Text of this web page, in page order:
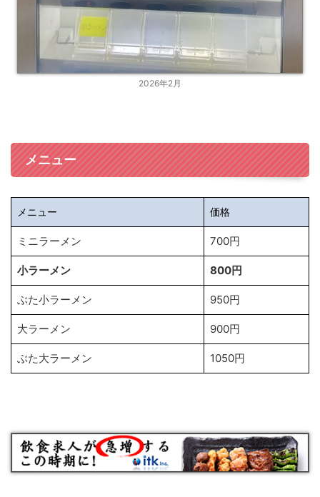
2026年2月
メニュー
メニュー 価格
ミニラーメン 700円
小ラーメン 800円
ぶた小ラーメン 950円
大ラーメン 900円
ぶた大ラーメン 1050円